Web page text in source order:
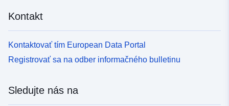
Kontakt
Kontaktovať tím European Data Portal
Registrovať sa na odber informačného bulletinu
Sledujte nás na